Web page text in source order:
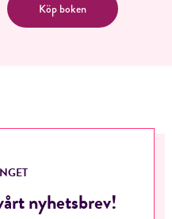
Köp boken
nyhetsbrev!